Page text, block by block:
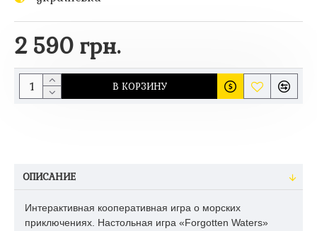
2 590 грн.
В КОРЗИНУ
ОПИСАНИЕ
Интерактивная кооперативная игра о морских
приключениях. Настольная игра «Forgotten Waters»